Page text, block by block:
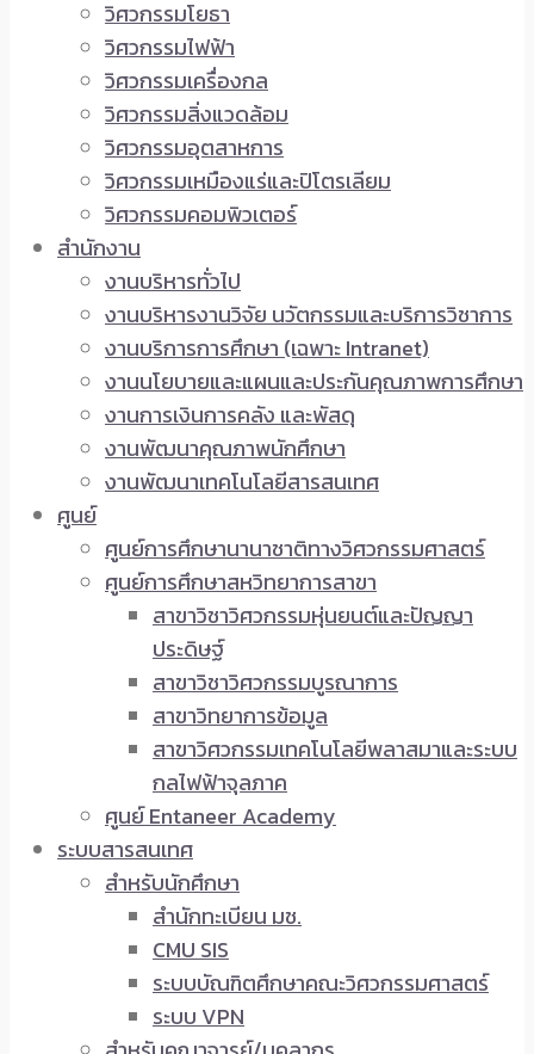
วิศวกรรมโยธา
วิศวกรรมไฟฟ้า
วิศวกรรมเครื่องกล
วิศวกรรมสิ่งแวดล้อม
วิศวกรรมอุตสาหการ
วิศวกรรมเหมืองแร่และปิโตรเลียม
วิศวกรรมคอมพิวเตอร์
สำนักงาน
งานบริหารทั่วไป
งานบริหารงานวิจัย นวัตกรรมและบริการวิชาการ
งานบริการการศึกษา (เฉพาะ Intranet)
งานนโยบายและแผนและประกันคุณภาพการศึกษา
งานการเงินการคลัง และพัสดุ
งานพัฒนาคุณภาพนักศึกษา
งานพัฒนาเทคโนโลยีสารสนเทศ
ศูนย์
ศูนย์การศึกษานานาชาติทางวิศวกรรมศาสตร์
ศูนย์การศึกษาสหวิทยาการสาขา
สาขาวิชาวิศวกรรมหุ่นยนต์และปัญญา
ประดิษฐ์
สาขาวิชาวิศวกรรมบูรณาการ
สาขาวิทยาการข้อมูล
สาขาวิศวกรรมเทคโนโลยีพลาสมาและระบบ
กลไฟฟ้าจุลภาค
ศูนย์ Entaneer Academy
ระบบสารสนเทศ
สำหรับนักศึกษา
สำนักทะเบียน มช.
CMU SIS
ระบบบัณฑิตศึกษาคณะวิศวกรรมศาสตร์
ระบบ VPN